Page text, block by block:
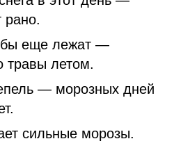
рано.
еще лежат —
травы летом.
— морозных дней
сильные морозы.